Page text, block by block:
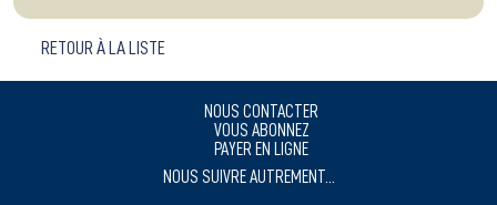
RETOUR À LA LISTE
NOUS CONTACTER
VOUS ABONNEZ
PAYER EN LIGNE
NOUS SUIVRE AUTREMENT...